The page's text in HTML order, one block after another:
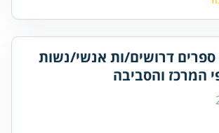
דרושים/ות אנשי/נשות
המרכז והסביבה